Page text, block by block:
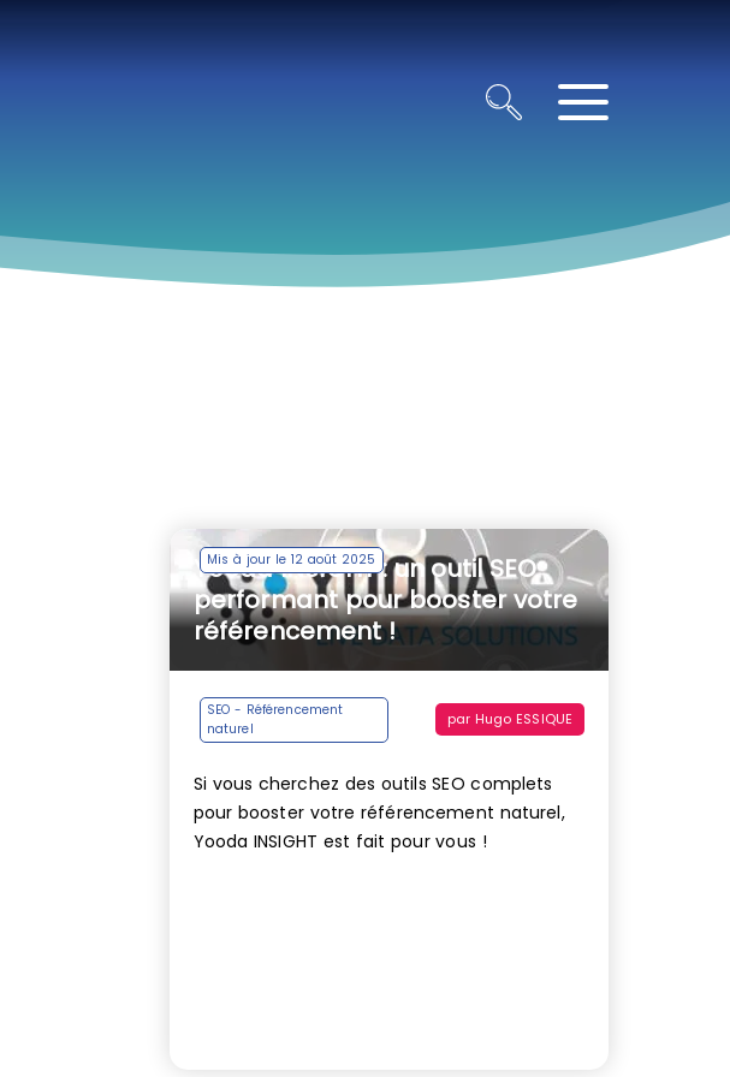
Mis à jour le 12 août 2025
Yooda INSIGHT : un outil SEO
performant pour booster votre
référencement !
SEO - Référencement
naturel
par Hugo ESSIQUE
Si vous cherchez des outils SEO complets
pour booster votre référencement naturel,
Yooda INSIGHT est fait pour vous !